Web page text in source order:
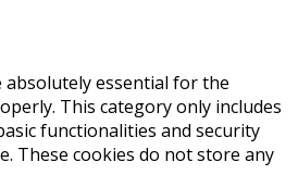
absolutely essential for the
This category only includes
functionalities and security
These cookies do not store any